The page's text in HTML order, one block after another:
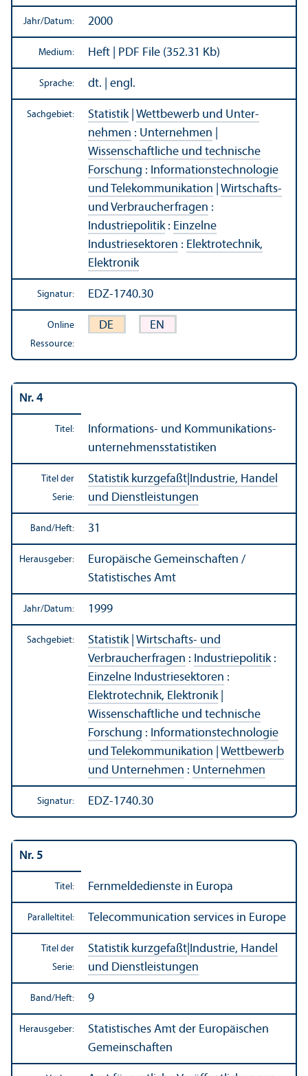
Jahr/Datum: 2000
Medium: Heft | PDF File (352.31 Kb)
Sprache: dt. | engl.
Sachgebiet: Statistik| Wettbewerb und Unter­
nehmen : Unter­nehmen
Wissenschaft­liche und technische
Forschung : Informations­technologie
und Telekommunikation
Wirtschafts-
und Verbraucherfragen :
Industriepolitik: Einzelne
Industriesektoren : Elektrotechnik,
Elektronik
Signatur: EDZ-1740.30
Online
Ressource:
DE EN
Nr. 4
Titel:
Informations- und Kommunikations­
unter­nehmens­statistiken
Titel der
Serie:
Statistik kurzgefaßt Industrie, Handel
und Dienstleistungen
Band/Heft: 31
Herausgeber:
Europäische Gemeinschaften /
Statistisches Amt
Jahr/Datum: 1999
Sachgebiet: Statistik| Wirtschafts- und
Verbraucherfragen : Industriepolitik:
Einzelne Industriesektoren :
Elektrotechnik, Elektronik|
Wissenschaft­liche und technische
Forschung : Informations­technologie
und Telekommunikation
Wettbewerb
und Unter­nehmen : Unter­nehmen
Signatur: EDZ-1740.30
Nr. 5
Titel: Fernmeldedienste in Europa
Paralleltitel: Telecommunication services in Europe
Titel der
Serie:
Statistik kurzgefaßt Industrie, Handel
und Dienstleistungen
Band/Heft: 9
Herausgeber:
Statistisches Amt der Europäischen
Gemeinschaften